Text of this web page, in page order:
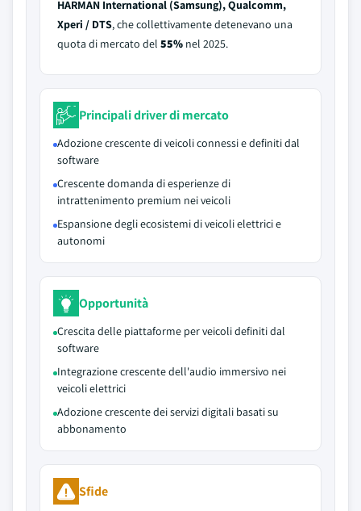
HARMAN International (Samsung), Qualcomm,
Xperi / DTS, che collettivamente detenevano una
quota di mercato del 55% nel 2025.
Principali driver di mercato
Adozione crescente di veicoli connessi e definiti dal
software
Crescente domanda di esperienze di
intrattenimento premium nei veicoli
Espansione degli ecosistemi di veicoli elettrici e
autonomi
Opportunità
Crescita delle piattaforme per veicoli definiti dal
software
Integrazione crescente dell'audio immersivo nei
veicoli elettrici
Adozione crescente dei servizi digitali basati su
abbonamento
Sfide